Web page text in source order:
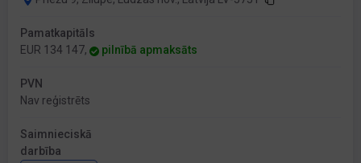
Pamatkapitāls
EUR 134 147,
pilnībā apmaksāts
PVN
Nav reģistrēts
Saimnieciskā
darbība